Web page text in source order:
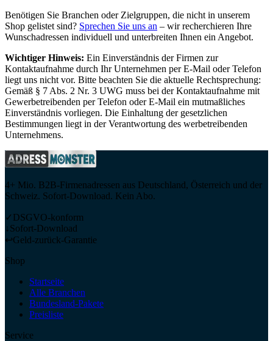
Benötigen Sie Branchen oder Zielgruppen, die nicht in unserem
Shop gelistet sind? Sprechen Sie uns an – wir recherchieren Ihre
Wunschadressen individuell und unterbreiten Ihnen ein Angebot.
Wichtiger Hinweis: Ein Einverständnis der Firmen zur
Kontaktaufnahme durch Ihr Unternehmen per E-Mail oder Telefon
liegt uns nicht vor. Bitte beachten Sie die aktuelle Rechtsprechung:
Gemäß § 7 Abs. 2 Nr. 3 UWG muss bei der Kontaktaufnahme mit
Gewerbetreibenden per Telefon oder E-Mail ein mutmaßliches
Einverständnis vorliegen. Die Einhaltung der gesetzlichen
Bestimmungen liegt in der Verantwortung des werbetreibenden
Unternehmens.
4+ Mio. B2B-Firmenadressen aus Deutschland, Österreich und der
Schweiz. Sofort-Download. Kein Abo.
✓ DSGVO-konform
↓Sofort-Download
↩Geld-zurück-Garantie
Shop
Startseite
Alle Branchen
Bundesland-Pakete
Preisliste
Service